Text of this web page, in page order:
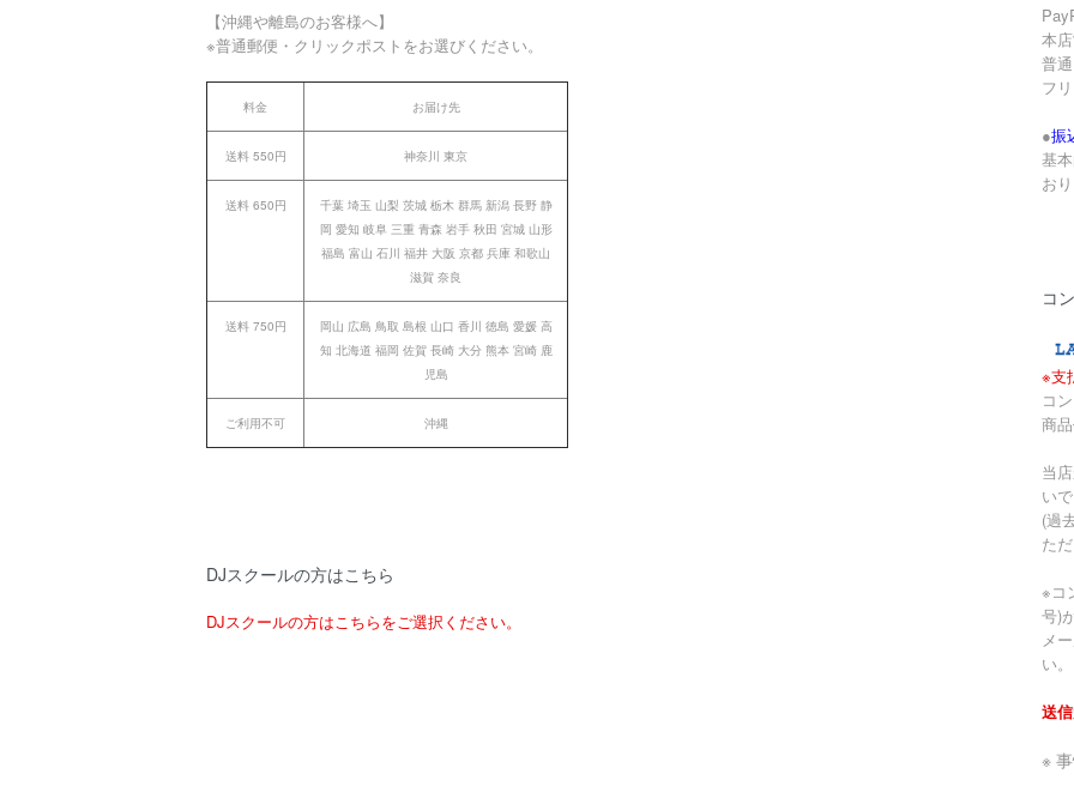
【沖縄や離島のお客様へ】
※普通郵便・クリックポストをお選びください。
料金 お届け先
送料 550円 神奈川 東京
送料 650円
千葉 埼玉 山梨 茨城 栃木 群馬 新潟 長野 静
岡 愛知 岐阜 三重 青森 岩手 秋田 宮城 山形
福島 富山 石川 福井 大阪 京都 兵庫 和歌山
滋賀 奈良
送料 750円
岡山 広島 鳥取 島根 山口 香川 徳島 愛媛 高
知 北海道 福岡 佐賀 長崎 大分 熊本 宮崎 鹿
児島
ご利用不可 沖縄
DJスクールの方はこちら
DJスクールの方はこちらをご選択ください。
本
普
フ
●振
基
お
コ
※支
コ
商
当
い
(過
た
※コ
号)
メ
い。
送
※